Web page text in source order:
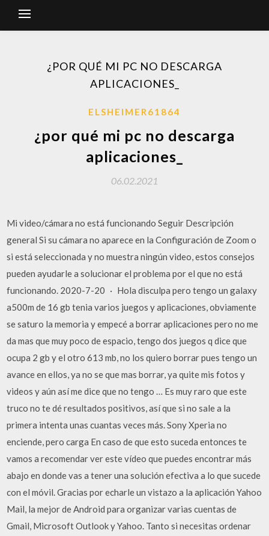
¿POR QUÉ MI PC NO DESCARGA
APLICACIONES_
ELSHEIMER61864
¿por qué mi pc no descarga
aplicaciones_
06.02.2021
Mi video/cámara no está funcionando Seguir Descripción
general Si su cámara no aparece en la Configuración de Zoom o
si está seleccionada y no muestra ningún video, estos consejos
pueden ayudarle a solucionar el problema por el que no está
funcionando. 2020-7-20 · Hola disculpa pero tengo un galaxy
a500m de 16 gb tenia varios juegos y aplicaciones, obviamente
se saturo la memoria y empecé a borrar aplicaciones pero no me
da mas que muy poco de espacio, tengo dos juegos q dice que
ocupa 2 gb y el otro 613 mb, no los quiero borrar pues tengo un
avance en ellos, ya no se que mas borrar, ya quite mis fotos y
videos y aún así me dice que no tengo … Es muy raro que este
truco no te dé resultados positivos, así que si no sale a la
primera intenta unas cuantas veces más. Sony Xperia no
enciende, pero carga En caso de que esto suceda entonces te
vamos a recomendar ver este vídeo que puedes encontrar más
abajo en donde vas a tener una solución efectiva a lo que sucede
con el móvil. Gracias por echarle un vistazo a la aplicación Yahoo
Mail, la mejor de Android para organizar varias cuentas de
Gmail, Microsoft Outlook y Yahoo. Tanto si necesitas ordenar